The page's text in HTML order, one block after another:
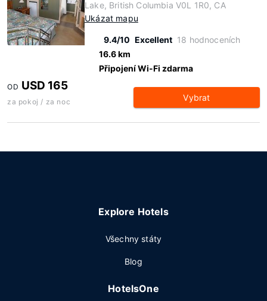
Lake, British Columbia V0L 1R0, CA
Ukázat mapu
9.4/10 Excellent 18 hodnoceních
16.6 km
Připojení Wi-Fi zdarma
OD USD 165
za pokoj / za noc Vybrat
Explore Hotels
Všechny státy
Blog
HotelsOne